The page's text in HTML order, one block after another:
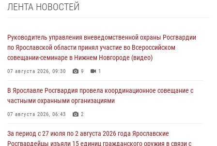
ЛЕНТА НОВОСТЕЙ
Руководитель управления вневедомственной охраны Росгвардии
по Ярославской области принял участие во Всероссийском
совещании-семинаре в Нижнем Новгороде (видео)
07 августа 2026, 09:30 9 1
В Ярославле Росгвардия провела координационное совещание с
частными охранными организациями
07 августа 2026, 06:43 2
За период с 27 июля по 2 августа 2026 года Ярославские
Росгвардейцы изъяли 15 единиц гражданского оружия в связи с